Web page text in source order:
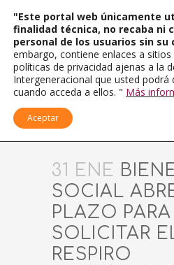
31 ENE
SOCIAL
PLAZO PARA
SOLICITAR
RESPIRO
"Este portal web únicamente
finalidad técnica, no recaba ni
personal de los usuarios sin su
embargo, contiene enlaces a
políticas de privacidad ajenas a la
Intergeneracional que usted podrá
cuando acceda a ellos. " Más
Aceptar